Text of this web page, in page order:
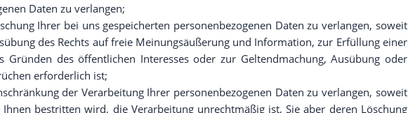
Daten zu verlangen;
Ihrer bei uns gespeicherten personenbezogenen Daten zu verlangen, soweit
des Rechts auf freie Meinungsäußerung und Information, zur Erfüllung einer
Gründen des öffentlichen Interesses oder zur Geltendmachung, Ausübung oder
erforderlich ist;
der Verarbeitung Ihrer personenbezogenen Daten zu verlangen, soweit
bestritten wird, die Verarbeitung unrechtmäßig ist, Sie aber deren Löschung